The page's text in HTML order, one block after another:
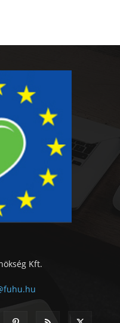
Kft.